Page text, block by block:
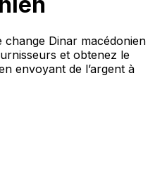
Dinar macédonien
et obtenez le
envoyant de l’argent à